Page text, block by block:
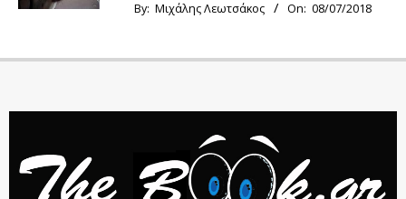
By: Μιχάλης Λεωτσάκος On: 08/07/2018